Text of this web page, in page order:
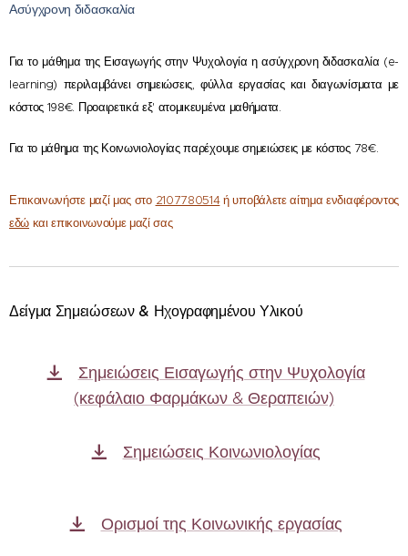
Ασύγχρονη διδασκαλία
Για το μάθημα της Εισαγωγής στην Ψυχολογία η ασύγχρονη διδασκαλία (e-
learning) περιλαμβάνει σημειώσεις, φύλλα εργασίας και διαγωνίσματα με
κόστος 198€. Προαιρετικά εξ' ατομικευμένα μαθήματα.
Για το μάθημα της Κοινωνιολογίας παρέχουμε σημειώσεις με κόστος 78€.
Επικοινωνήστε μαζί μας στο 2107780514ή υποβάλετε αίτημα ενδιαφέροντος
εδώ και επικοινωνούμε μαζί σας
Δείγμα Σημειώσεων & Ηχογραφημένου Υλικού
Σημειώσεις Εισαγωγής στην Ψυχολογία
(κεφάλαιο Φαρμάκων & Θεραπειών)
Σημειώσεις Κοινωνιολογίας
Ορισμοί της Κοινωνικής εργασίας